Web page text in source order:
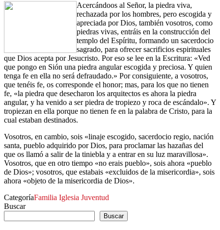
Acercándoos al Señor, la piedra viva,
rechazada por los hombres, pero escogida y
apreciada por Dios, también vosotros, como
piedras vivas, entráis en la construcción del
templo del Espíritu, formando un sacerdocio
sagrado, para ofrecer sacrificios espirituales
que Dios acepta por Jesucristo. Por eso se lee en la Escritura: «Ved
que pongo en Sión una piedra angular escogida y preciosa. Y quien
tenga fe en ella no será defraudado.» Por consiguiente, a vosotros,
que tenéis fe, os corresponde el honor; mas, para los que no tienen
fe, «la piedra que desecharon los arquitectos es ahora la piedra
angular, y ha venido a ser piedra de tropiezo y roca de escándalo». Y
tropiezan en ella porque no tienen fe en la palabra de Cristo, para la
cual estaban destinados.
Vosotros, en cambio, sois «linaje escogido, sacerdocio regio, nación
santa, pueblo adquirido por Dios, para proclamar las hazañas del
que os llamó a salir de la tiniebla y a entrar en su luz maravillosa».
Vosotros, que en otro tiempo «no erais pueblo», sois ahora «pueblo
de Dios»; vosotros, que estabais «excluidos de la misericordia», sois
ahora «objeto de la misericordia de Dios».
CategoríaFamilia Iglesia Juventud
Buscar
Buscar